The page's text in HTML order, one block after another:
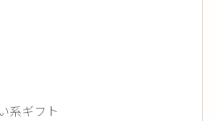
系ギフト